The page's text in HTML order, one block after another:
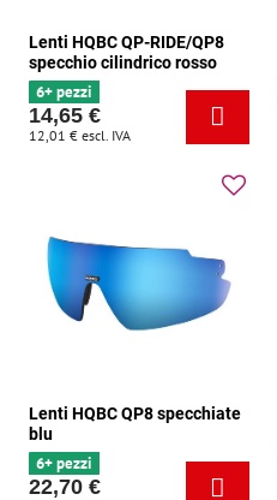
Lenti HQBC QP-RIDE/QP8
specchio cilindrico rosso
6+ pezzi
14,65 €
12,01 € escl. IVA
Lenti HQBC QP8 specchiate
blu
6+ pezzi
22,70 €